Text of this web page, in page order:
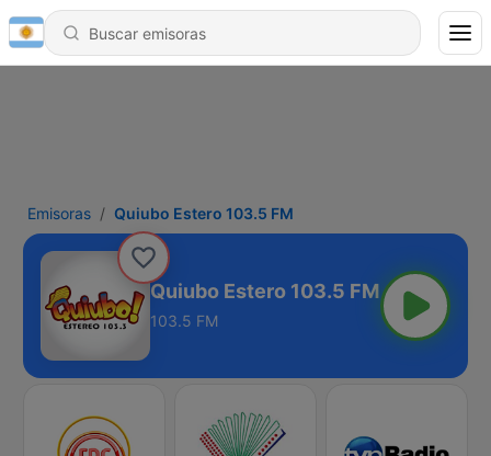
Emisoras Quiubo Estero 103.5 FM
Quiubo Estero 103.5 FM
103.5 FM